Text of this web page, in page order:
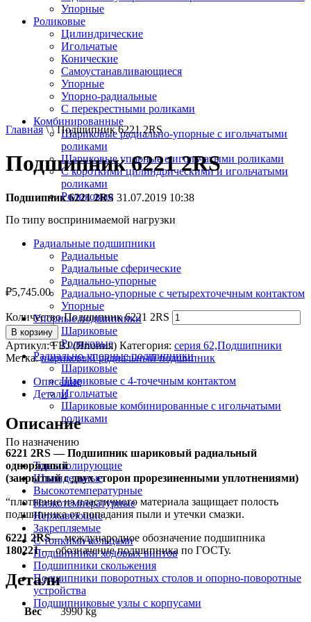
Упорные
Роликовые
Цилиндрические
Игольчатые
Конические
Самоустанавливающиеся
Упорные
Упорно-радиальные
C перекрестными роликами
Комбинированные
Шариковые радиально-упорные с игольчатыми
роликами
Шариковые упорные с игольчатыми роликами
С короткими цилиндрическими и игольчатыми
роликами
Роликовые
По типу воспринимаемой нагрузки
Радиальные подшипники
Радиальные
Радиальные сферические
Радиально-упорные
Радиально-упорные с четырехточечным контактом
Упорные
Упорные подшипники
Шариковые
Роликовые
Радиально-упорные подшипники
Шариковые
Шариковые с 4-точечным контактом
Игольчатые
Шариковые комбинированные с игольчатыми
роликами
По назначению
Токоизолирующие
Шпиндельные
Высокотемпературные
Низкотемпературные
Нержавеющие
Закрепляемые
С тонкими кольцами
Подшипники ходовых винтов
Подшипники скольжения
Подшипники поворотных столов и опорно-поворотные
устройства
Подшипниковые узлы с корпусами
Главная\ \ Подшипник 6221 2RS
Подшипник 6221 2RS
Подшипник 6221 2RS 31.07.2019 10:38
₽5,745.00
Количество Подшипник 6221 2RS
В корзину
Артикул:FBJ (Япония) Категория: серия 62,Подшипники
Метка:шариковый радиальный подшипник
Описание
Детали
Описание
6221 2RS — Подшипник шариковый радиальный
однорядный
(закрытый с двух сторон прорезиненными уплотнениями)
“плотнение из пластичного материала защищает полость
подшипника от попадания пыли и утечки смазки.
6221 2RS— международное обозначение подшипника
180221— обозначение подшипника по ГОСТу.
Детали
Вес
3990 kg